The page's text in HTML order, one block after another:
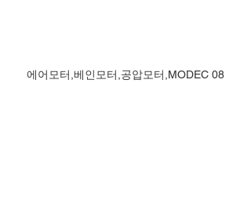
에어모터,베인모터,공압모터,MODEC 08